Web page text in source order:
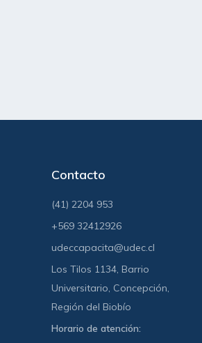
Contacto
(41) 2204 953
+569 32412926
udeccapacita@udec.cl
Los Tilos 1134, Barrio
Universitario, Concepción,
Región del Biobío
Horario de atención: